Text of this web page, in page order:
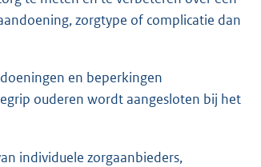
zorgtype of complicatie dan
en beperkingen
ouderen wordt aangesloten bij het
individuele zorgaanbieders,